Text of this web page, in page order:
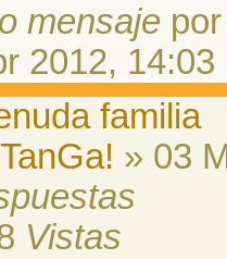
mensaje
2012, 14:03
familia
» 03
Vistas